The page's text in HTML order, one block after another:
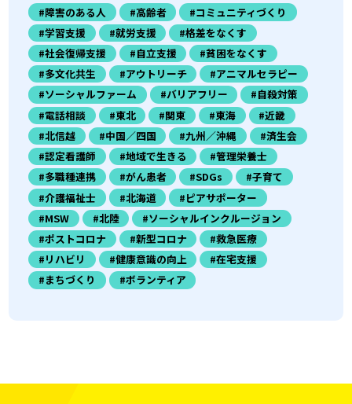
#障害のある人
#高齢者
#コミュニティづくり
#学習支援
#就労支援
#格差をなくす
#社会復帰支援
#自立支援
#貧困をなくす
#多文化共生
#アウトリーチ
#アニマルセラピー
#ソーシャルファーム
#バリアフリー
#自殺対策
#電話相談
#東北 #関東 #東海
#近畿
#北信越
#中国／四国 #九州／沖縄
#済生会
#認定看護師
#地域で生きる
#管理栄養士
#多職種連携
#がん患者 #SDGs
#子育て
#介護福祉士
#北海道
#ピアサポーター
#MSW
#北陸
#ソーシャルインクルージョン
#ポストコロナ
#新型コロナ
#救急医療
#リハビリ
#健康意識の向上
#在宅支援
#まちづくり
#ボランティア